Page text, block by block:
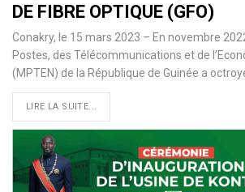
DE FIBRE OPTIQUE (GFO)
Conakry, le 15 mars 2023 – En novembre
Postes, des Télécommunications et de
(MPTEN) de la République de Guinée a octroyé
LIRE LA SUITE...